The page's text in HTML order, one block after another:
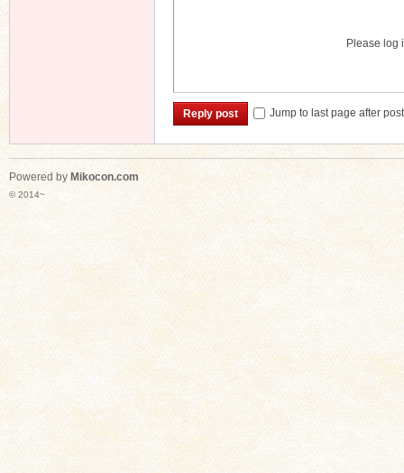
Please log
Reply post Jump to last page after
Powered by Mikocon.com
© 2014~